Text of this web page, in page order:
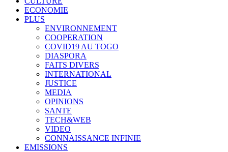
ECONOMIE
PLUS
ENVIRONNEMENT
COOPERATION
COVID19 AU TOGO
DIASPORA
FAITS DIVERS
INTERNATIONAL
JUSTICE
MEDIA
OPINIONS
SANTE
TECH&WEB
VIDEO
CONNAISSANCE INFINIE
EMISSIONS